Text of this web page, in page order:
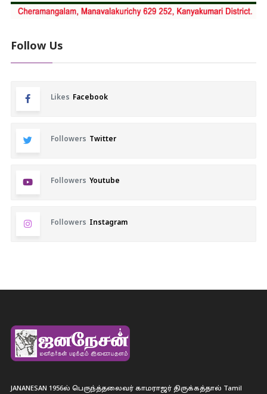
Follow Us
Likes Facebook
Followers Twitter
Followers Youtube
Followers Instagram
JANANESAN 1956ல் பெருந்த்தலைவர் காமராஜர் திருக்கத்தால் Tamil